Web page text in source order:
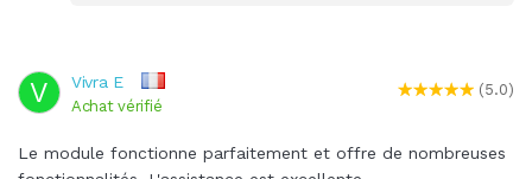
V Vivra E
Achat vérifié
(5.0)
Le module fonctionne parfaitement et offre de nombreuses